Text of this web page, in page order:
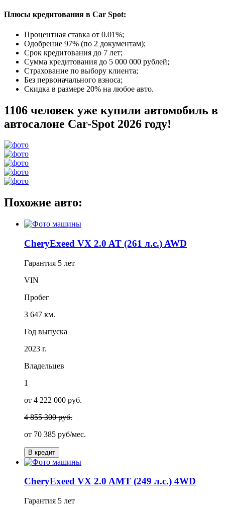
Плюсы кредитования в Car Spot:
Процентная ставка от 0.01%;
Одобрение 97% (по 2 документам);
Срок кредитования до 7 лет;
Сумма кредитования до 5 000 000 рублей;
Страхование по выбору клиента;
Без первоначального взноса;
Скидка в размере 20% на любое авто.
1106 человек уже купили автомобиль в
автосалоне Car-Spot 2026 году!
Похожие авто:
CheryExeed VX 2.0 AT (261 л.с.) AWD
Гарантия 5 лет
VIN
Пробег
3 647 км.
Год выпуска
2023 г.
Владельцев
1
от 4 222 000 руб.
4 855 300 руб.
от 70 385 руб/мес.
В кредит
CheryExeed VX 2.0 AMT (249 л.с.) 4WD
Гарантия 5 лет